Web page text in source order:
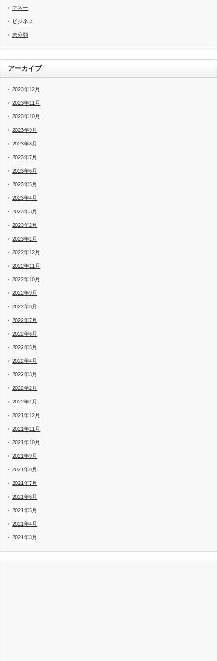
マネー
ビジネス
未分類
アーカイブ
2023年12月
2023年11月
2023年10月
2023年9月
2023年8月
2023年7月
2023年6月
2023年5月
2023年4月
2023年3月
2023年2月
2023年1月
2022年12月
2022年11月
2022年10月
2022年9月
2022年8月
2022年7月
2022年6月
2022年5月
2022年4月
2022年3月
2022年2月
2022年1月
2021年12月
2021年11月
2021年10月
2021年9月
2021年8月
2021年7月
2021年6月
2021年5月
2021年4月
2021年3月